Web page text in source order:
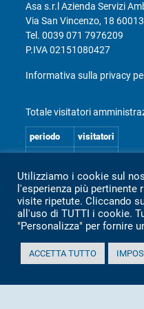
Asa s.r.l Azienda Servizi
Via San Vincenzo, 18
Tel.0039 071 7976209
P.IVA 02151080427
Informativa sulla privacy
Totale visitatori
periodo
visitatori
anno 2024
2.097
anno 2023
1.803
anno 2022
2.373
anno 2020
1.307
Utilizziamo i cookie sul
l'esperienza più pertinente
visite ripetute. Cliccando
all'uso di TUTTI i cookie.
"Personalizza" per fornire
ACCETTA TUTTO